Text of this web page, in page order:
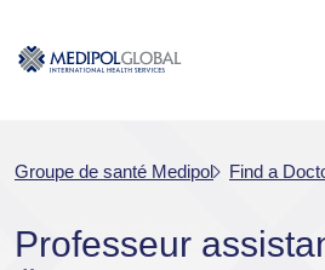
Groupe de santé Medipol Find a
Professeur